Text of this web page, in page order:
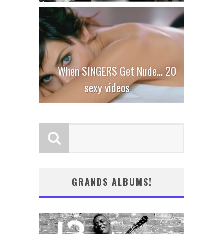
When SINGERS Get Nude… 20
sexy videos
GRANDS ALBUMS!